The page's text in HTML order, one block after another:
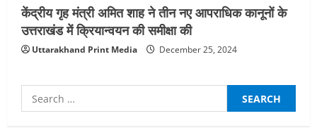
केंद्रीय गृह मंत्री अमित शाह ने तीन नए आपराधिक कानूनों के
उत्तराखंड में क्रियान्वयन की समीक्षा की
Uttarakhand Print Media December 25, 2024
Search
for: